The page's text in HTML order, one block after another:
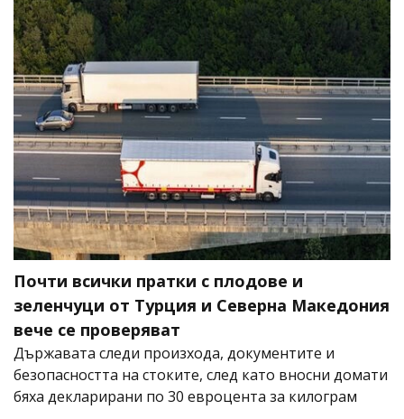
Почти всички пратки с плодове и
зеленчуци от Турция и Северна Македония
вече се проверяват
Държавата следи произхода, документите и
безопасността на стоките, след като вносни домати
бяха декларирани по 30 евроцента за килограм